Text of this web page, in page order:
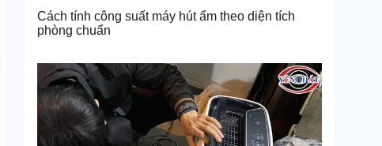
Cách tính công suất máy hút ẩm theo diện tích
phòng chuẩn